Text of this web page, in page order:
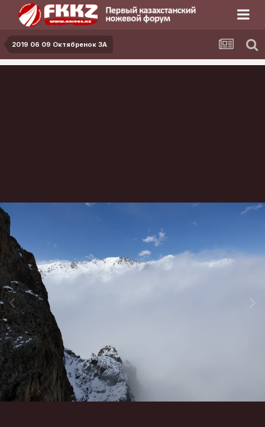
2019 06 09 Октябренок 3А